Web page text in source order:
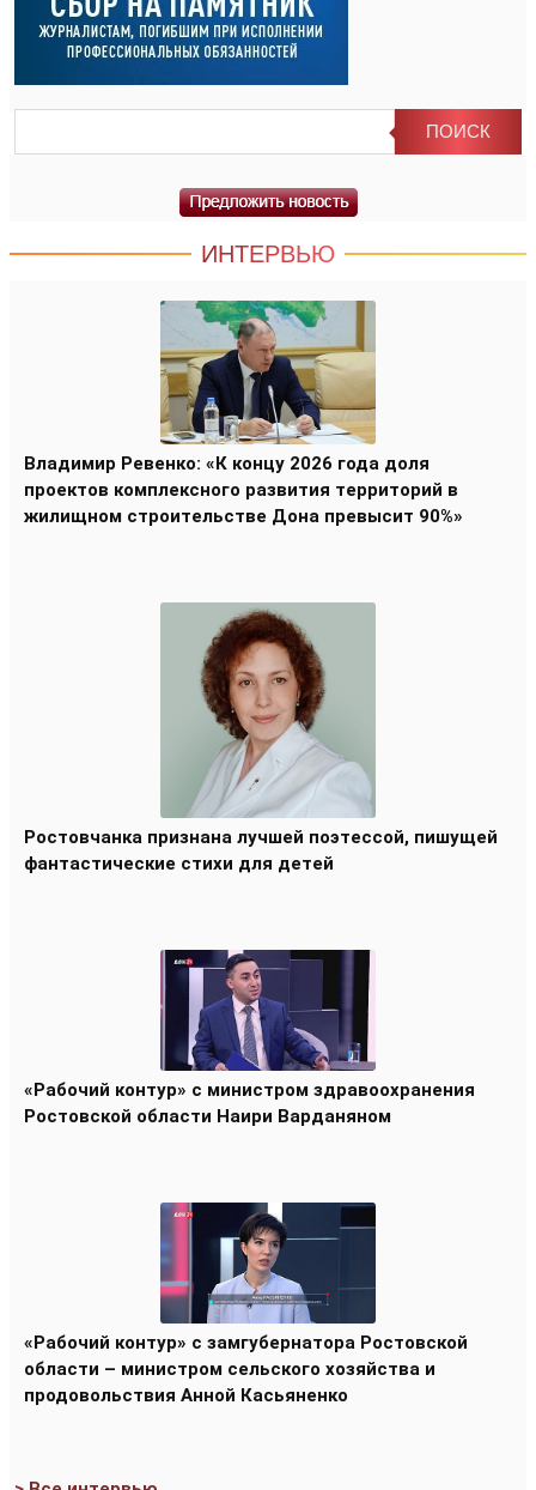
ИНТЕРВЬЮ
Владимир Ревенко: «К концу 2026 года доля
проектов комплексного развития территорий в
жилищном строительстве Дона превысит 90%»
Ростовчанка признана лучшей поэтессой, пишущей
фантастические стихи для детей
«Рабочий контур» с министром здравоохранения
Ростовской области Наири Варданяном
«Рабочий контур» с замгубернатора Ростовской
области – министром сельского хозяйства и
продовольствия Анной Касьяненко